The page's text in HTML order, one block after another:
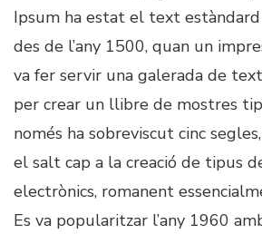
Ipsum ha estat el text
des de l’any 1500, quan un
va fer servir una galerada de
per crear un llibre de mostres
només ha sobreviscut cinc
el salt cap a la creació de tipus
electrònics, romanent
Es va popularitzar l’any 1960